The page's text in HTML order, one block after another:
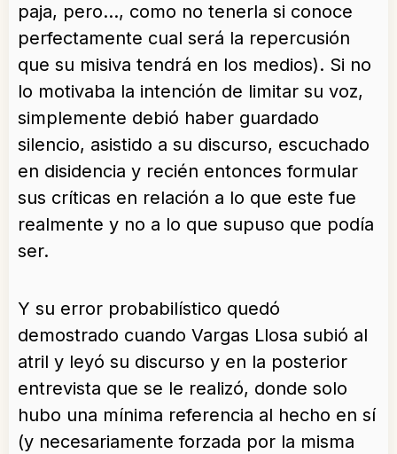
paja, pero…, como no tenerla si conoce
perfectamente cual será la repercusión
que su misiva tendrá en los medios). Si no
lo motivaba la intención de limitar su voz,
simplemente debió haber guardado
silencio, asistido a su discurso, escuchado
en disidencia y recién entonces formular
sus críticas en relación a lo que este fue
realmente y no a lo que supuso que podía
ser.
Y su error probabilístico quedó
demostrado cuando Vargas Llosa subió al
atril y leyó su discurso y en la posterior
entrevista que se le realizó, donde solo
hubo una mínima referencia al hecho en sí
(y necesariamente forzada por la misma